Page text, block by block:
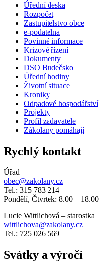
Úřední deska
Rozpočet
Zastupitelstvo obce
e-podatelna
Povinné informace
Krizové řízení
Dokumenty
DSO Budečsko
Úřední hodiny
Životní situace
Kroniky
Odpadové hospodářství
Projekty
Profil zadavatele
Zákolany pomáhají
Rychlý kontakt
Úřad
obec@zakolany.cz
Tel.: 315 783 214
Pondělí, Čtvrtek: 8.00 – 18.00
Lucie Wittlichová – starostka
wittlichova@zakolany.cz
Tel.: 725 026 569
Svátky a výročí